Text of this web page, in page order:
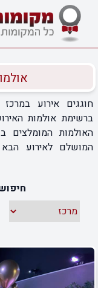
חוגגים אירוע
ברשימת אולמות
האולמות המומלצים
המושלם לאירוע
המובילים בתל אביב.
פעילות ועוד.
והבטיחו לעצמכם את
לבחור, וליהנות